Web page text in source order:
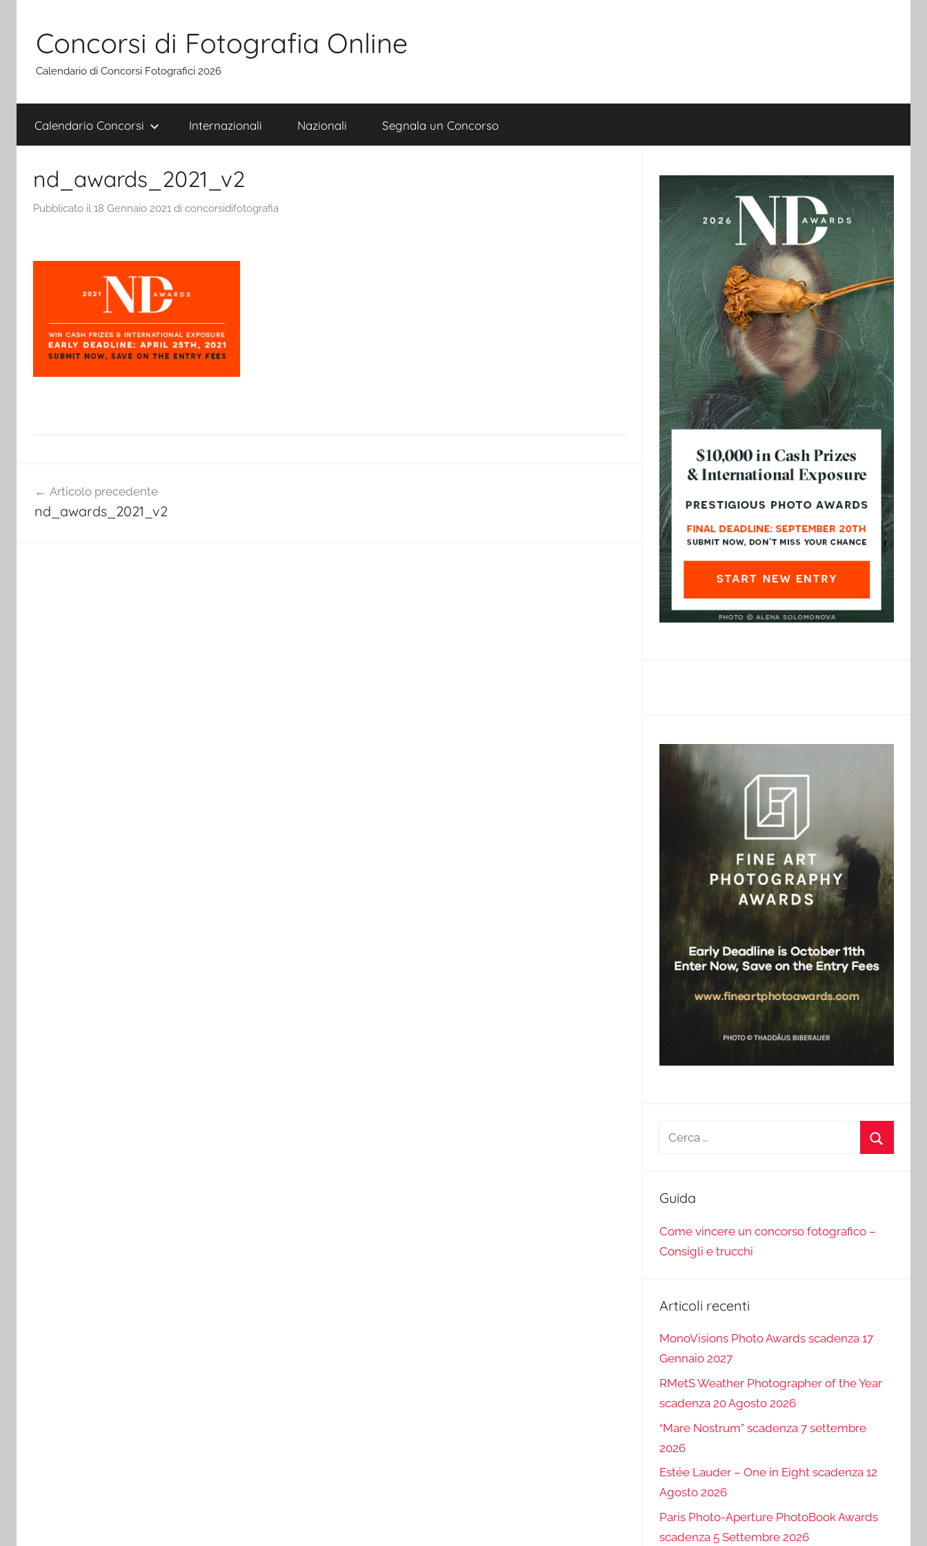
contenuto
Concorsi di Fotografia Online
Calendario di Concorsi Fotografici 2026
Calendario Concorsi Internazionali Nazionali Segnala un Concorso
nd_awards_2021_v2
Pubblicato il 18 Gennaio 2021 di concorsidifotografia
articoli
Articolo precedente
nd_awards_2021_v2
Ricerca
Guida
Come vincere un concorso fotografico –
Consigli e trucchi
Articoli recenti
MonoVisions Photo Awards scadenza 17
Gennaio 2027
RMetS Weather Photographer of the Year
scadenza 20 Agosto 2026
“Mare Nostrum” scadenza 7 settembre
2026
Estée Lauder – One in Eight scadenza 12
Agosto 2026
Paris Photo-Aperture PhotoBook Awards
scadenza 5 Settembre 2026